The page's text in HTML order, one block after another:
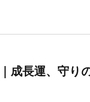
成長運、守り